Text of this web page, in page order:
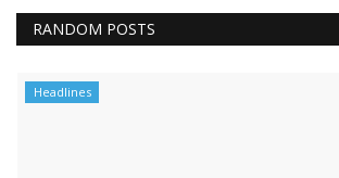
RANDOM POSTS
Headlines